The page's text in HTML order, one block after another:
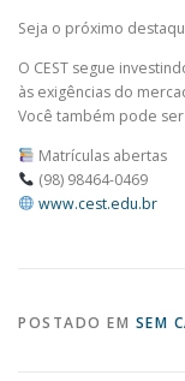
Seja o próximo
O CEST segue
às exigências do
Você também pode
Matrículas abertas
(98) 98464-0469
www.cest.edu.br
POSTADO EM SEM